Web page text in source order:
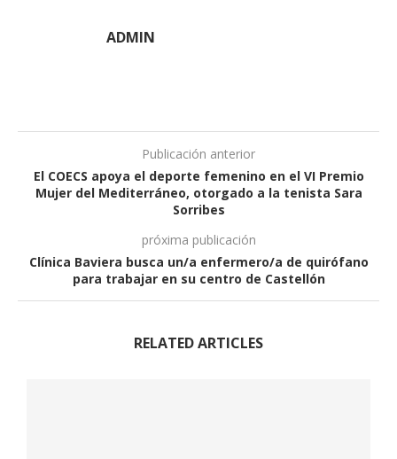
ADMIN
Publicación anterior
El COECS apoya el deporte femenino en el VI Premio
Mujer del Mediterráneo, otorgado a la tenista Sara
Sorribes
próxima publicación
Clínica Baviera busca un/a enfermero/a de quirófano
para trabajar en su centro de Castellón
RELATED ARTICLES